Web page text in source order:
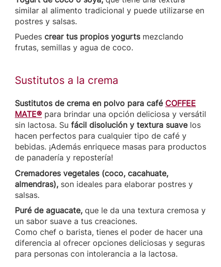
similar al alimento tradicional y puede utilizarse en
postres y salsas.
Puedes crear tus propios yogurtsmezclando
frutas, semillas y agua de coco.
Sustitutos a la crema
Sustitutos de crema en polvo para café COFFEE
MATE® para brindar una opción deliciosa y versátil
sin lactosa. Su fácil disolución y textura suavelos
hacen perfectos para cualquier tipo de café y
bebidas. ¡Además enriquece masas para productos
de panadería y repostería!
Cremadores vegetales (coco, cacahuate,
almendras), son ideales para elaborar postres y
salsas.
Puré de aguacate, que le da una textura cremosa y
un sabor suave a tus creaciones.
Como chef o barista, tienes el poder de hacer una
diferencia al ofrecer opciones deliciosas y seguras
para personas con intolerancia a la lactosa.